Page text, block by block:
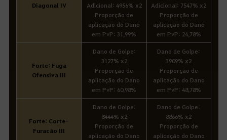
Diagonal IV
Adicional: 4956% x2
Proporção de
aplicação do Dano
em PvP: 31,99%
Adicional: 7547% x2
Proporção de
aplicação do Dano
em PvP: 24,78%
Forte: Fuga
Ofensiva III
Dano de Golpe:
3127% x2
Proporção de
aplicação do Dano
em PvP: 60,98%
Dano de Golpe:
3909% x2
Proporção de
aplicação do Dano
em PvP: 48,78%
Forte: Corte-
Furacão III
Dano de Golpe:
8444% x2
Proporção de
aplicação do Dano
Dano de Golpe:
8866% x2
Proporção de
aplicação do Dano